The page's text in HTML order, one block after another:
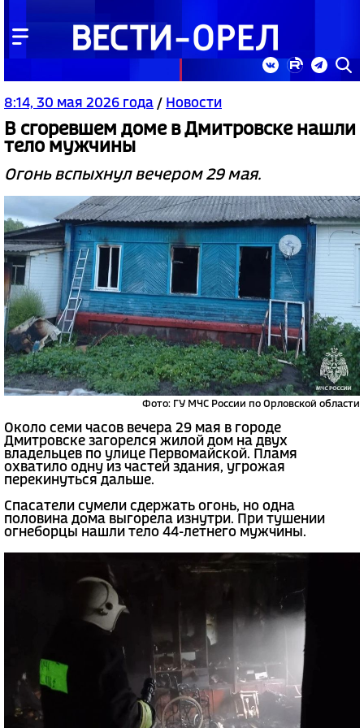
8:14, 30 мая 2026 года / Новости
В сгоревшем доме в Дмитровске нашли
тело мужчины
Огонь вспыхнул вечером 29 мая.
Фото: ГУ МЧС России по Орловской области
Около семи часов вечера 29 мая в городе
Дмитровске загорелся жилой дом на двух
владельцев по улице Первомайской. Пламя
охватило одну из частей здания, угрожая
перекинуться дальше.
Спасатели сумели сдержать огонь, но одна
половина дома выгорела изнутри. При тушении
огнеборцы нашли тело 44-летнего мужчины.